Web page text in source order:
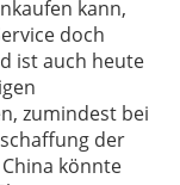
kann,
doch
ist auch heute
zumindest bei
der
könnte